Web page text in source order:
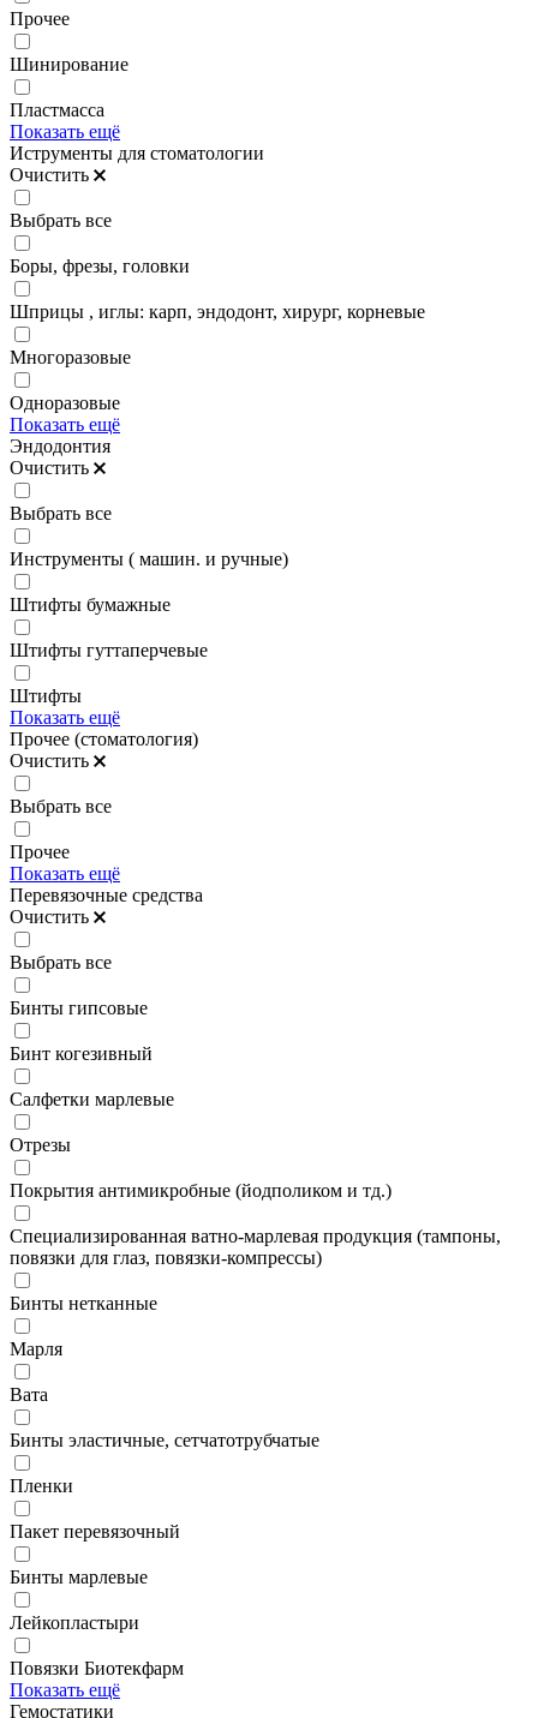
Прочее
Шинирование
Пластмасса
Показать ещё
Иструменты для стоматологии
Очистить
Выбрать все
Боры, фрезы, головки
Шприцы , иглы: карп, эндодонт, хирург, корневые
Многоразовые
Одноразовые
Показать ещё
Эндодонтия
Очистить
Выбрать все
Инструменты ( машин. и ручные)
Штифты бумажные
Штифты гуттаперчевые
Штифты
Показать ещё
Прочее (стоматология)
Очистить
Выбрать все
Прочее
Показать ещё
Перевязочные средства
Очистить
Выбрать все
Бинты гипсовые
Бинт когезивный
Салфетки марлевые
Отрезы
Покрытия антимикробные (йодполиком и тд.)
Специализированная ватно-марлевая продукция (тампоны,
повязки для глаз, повязки-компрессы)
Бинты нетканные
Марля
Вата
Бинты эластичные, сетчатотрубчатые
Пленки
Пакет перевязочный
Бинты марлевые
Лейкопластыри
Повязки Биотекфарм
Показать ещё
Гемостатики